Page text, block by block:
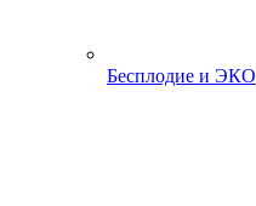
Бесплодие и ЭКО